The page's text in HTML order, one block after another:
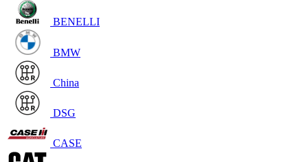
BENELLI
BMW
China
DSG
CASE